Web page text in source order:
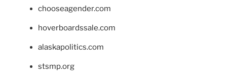
chooseagender.com
hoverboardssale.com
alaskapolitics.com
stsmp.org